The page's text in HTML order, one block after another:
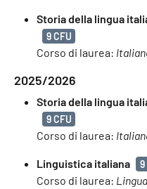
Storia della lingua
9 CFU
Corso di laurea:
2025/2026
Storia della lingua
9 CFU
Corso di laurea:
Linguistica italiana 9
Corso di laurea: